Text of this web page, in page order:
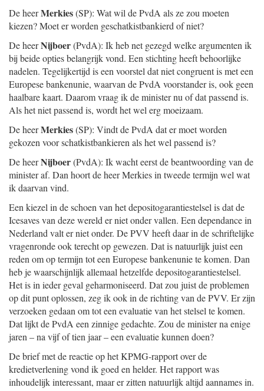
De heerMerkies(SP): Wat wil de PvdA als ze zou moeten
kiezen? Moet er worden geschatkistbankierd of niet?
De heerNijboer(PvdA): Ik heb net gezegd welke argumenten ik
bij beide opties belangrijk vond. Een stichting heeft behoorlijke
nadelen. Tegelijkertijd is een voorstel dat niet congruent is met een
Europese bankenunie, waarvan de PvdA voorstander is, ook geen
haalbare kaart. Daarom vraag ik de minister nu of dat passend is.
Als het niet passend is, wordt het wel erg moeizaam.
De heerMerkies(SP): Vindt de PvdA dat er moet worden
gekozen voor schatkistbankieren als het wel passend is?
De heerNijboer(PvdA): Ik wacht eerst de beantwoording van de
minister af. Dan hoort de heer Merkies in tweede termijn wel wat
ik daarvan vind.
Een kiezel in de schoen van het depositogarantiestelsel is dat de
Icesaves van deze wereld er niet onder vallen. Een dependance in
Nederland valt er niet onder. De PVV heeft daar in de schriftelijke
vragenronde ook terecht op gewezen. Dat is natuurlijk juist een
reden om op termijn tot een Europese bankenunie te komen. Dan
heb je waarschijnlijk allemaal hetzelfde depositogarantiestelsel.
Het is in ieder geval geharmoniseerd. Dat zou juist de problemen
op dit punt oplossen, zeg ik ook in de richting van de PVV. Er zijn
verzoeken gedaan om tot een evaluatie van het stelsel te komen.
Dat lijkt de PvdA een zinnige gedachte. Zou de minister na enige
jaren – na vijf of tien jaar – een evaluatie kunnen doen?
De brief met de reactie op het KPMG-rapport over de
kredietverlening vond ik goed en helder. Het rapport was
inhoudelijk interessant, maar er zitten natuurlijk altijd aannames in.